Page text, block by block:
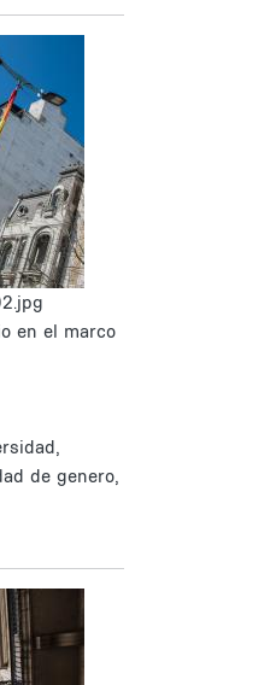
en el marco
de genero,